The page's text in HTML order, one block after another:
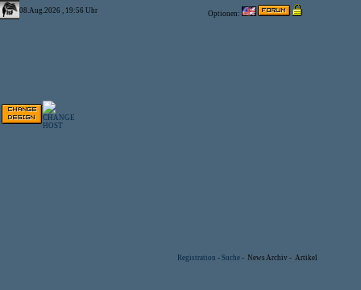
08.Aug.2026 , 19:56 Uhr Optionen:
Registration - Suche - News Archiv - Artikel